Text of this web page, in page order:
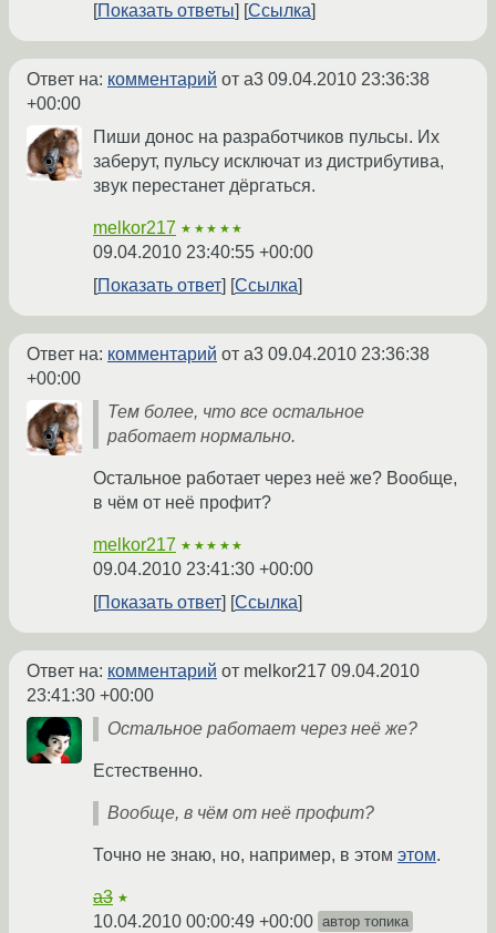
Показать ответы Ссылка
Ответ на: комментарий от a3 09.04.2010 23:36:38
+00:00
Пиши донос на разработчиков пульсы. Их
заберут, пульсу исключат из дистрибутива,
звук перестанет дёргаться.
melkor217 ★★★★★
09.04.2010 23:40:55 +00:00
Показать ответ
Ссылка
Ответ на: комментарий от a3 09.04.2010 23:36:38
+00:00
Тем более, что все остальное
работает нормально.
Остальное работает через неё же? Вообще,
в чём от неё профит?
melkor217 ★★★★★
09.04.2010 23:41:30 +00:00
Показать ответ
Ссылка
Ответ на: комментарий от melkor217 09.04.2010
23:41:30 +00:00
Остальное работает через неё же?
Естественно.
Вообще, в чём от неё профит?
Точно не знаю, но, например, в этом этом.
a3 ★
10.04.2010 00:00:49 +00:00 автор топика